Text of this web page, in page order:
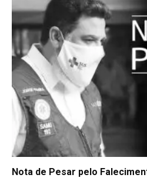
Nota de Pesar pelo